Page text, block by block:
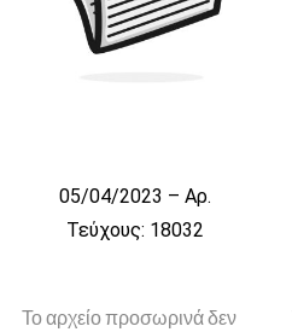
05/04/2023 – Αρ.
Τεύχους: 18032
Το αρχείο προσωρινά δεν